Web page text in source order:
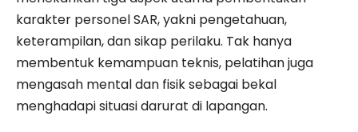
karakter personel SAR, yakni pengetahuan,
keterampilan, dan sikap perilaku. Tak hanya
membentuk kemampuan teknis, pelatihan juga
mengasah mental dan fisik sebagai bekal
menghadapi situasi darurat di lapangan.